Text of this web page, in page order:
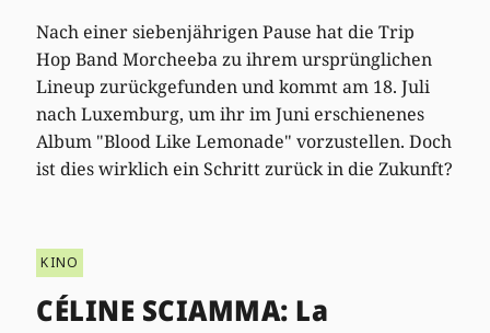
Nach einer siebenjährigen Pause hat die Trip
Hop Band Morcheeba zu ihrem ursprünglichen
Lineup zurückgefunden und kommt am 18. Juli
nach Luxemburg, um ihr im Juni erschienenes
Album "Blood Like Lemonade" vorzustellen. Doch
ist dies wirklich ein Schritt zurück in die Zukunft?
KINO
CÉLINE SCIAMMA: La